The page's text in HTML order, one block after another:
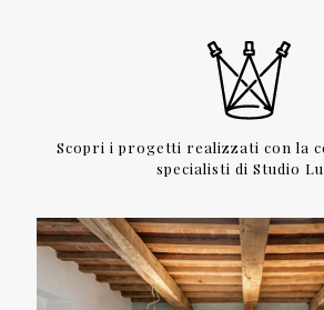
Scopri i progetti realizzati con la
specialisti di Studio